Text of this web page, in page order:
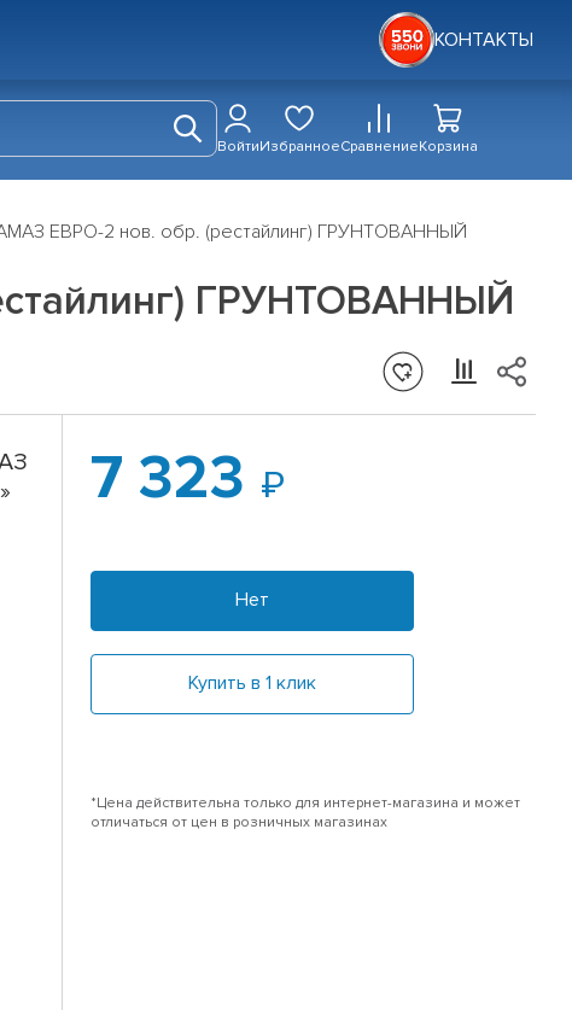
КОНТАКТЫ
ВойтиИзбранноеСравнениеКорзина
ЕВРО-2 нов. обр. (рестайлинг) ГРУНТОВАННЫЙ
ГРУНТОВАННЫЙ
7 323
Нет
Купить в 1 клик
*Цена действительна только для интернет-магазина и может
отличаться от цен в розничных магазинах